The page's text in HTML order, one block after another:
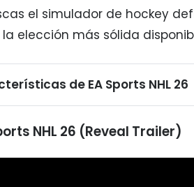
el simulador de hockey
la elección más sólida
de EA Sports NHL 26
NHL 26 (Reveal Trailer)